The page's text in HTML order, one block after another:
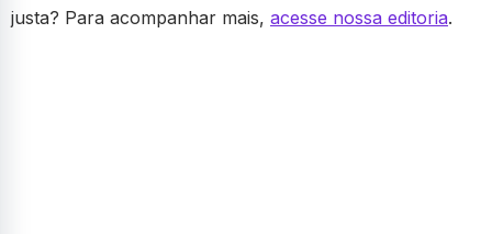
justa? Para acompanhar mais, acesse nossa editoria.